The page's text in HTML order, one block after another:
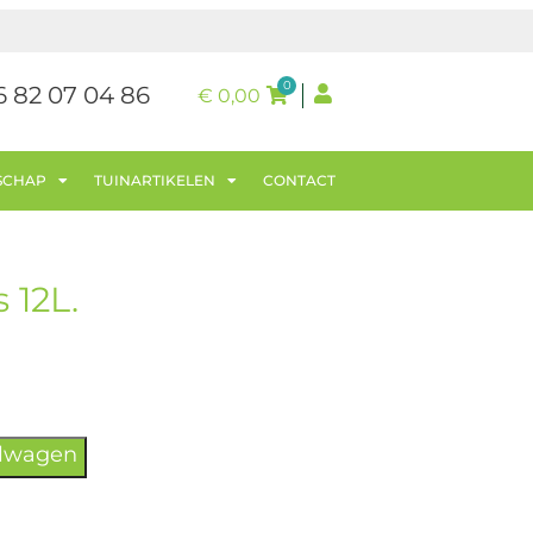
82 07 04 86 € 0,00 0
TUINARTIKELEN CONTACT